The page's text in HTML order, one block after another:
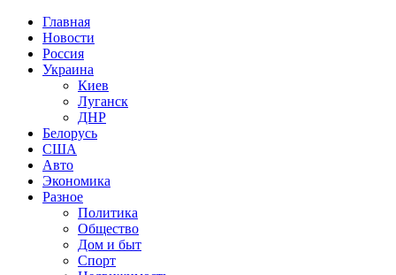
Главная
Новости
Россия
Украина
Киев
Луганск
ДНР
Белорусь
США
Авто
Экономика
Разное
Политика
Общество
Дом и быт
Спорт